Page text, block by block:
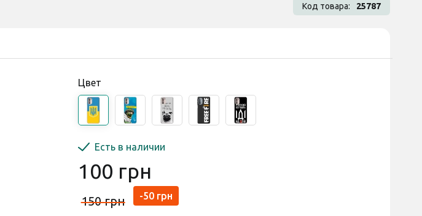
Код товара: 25787
Цвет
Есть в наличии
100 грн
150 грн -50 грн